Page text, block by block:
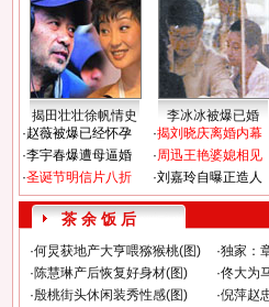
揭田壮壮徐帆情史 李冰冰被爆已婚
·赵薇被爆已经怀孕
·李宇春爆遭母逼婚
·圣诞节明信片八折
·揭刘晓庆离婚内幕
·周迅王艳婆媳相见
·刘嘉玲自曝正造人
茶 余 饭 后
·何炅获地产大亨喂猕猴桃(图) ·独家：
·陈慧琳产后恢复好身材(图) ·佟大为
·殷桃街头休闲装秀性感(图) ·倪萍赵